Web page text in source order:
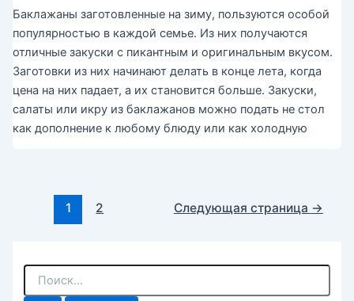
Баклажаны заготовленные на зиму, пользуются особой
популярностью в каждой семье. Из них получаются
отличные закуски с пикантным и оригинальным вкусом.
Заготовки из них начинают делать в конце лета, когда
цена на них падает, а их становится больше. Закуски,
салаты или икру из баклажанов можно подать не стол
как дополнение к любому блюду или как холодную
Постраничная
навигация
1 2 Следующая страница →
П